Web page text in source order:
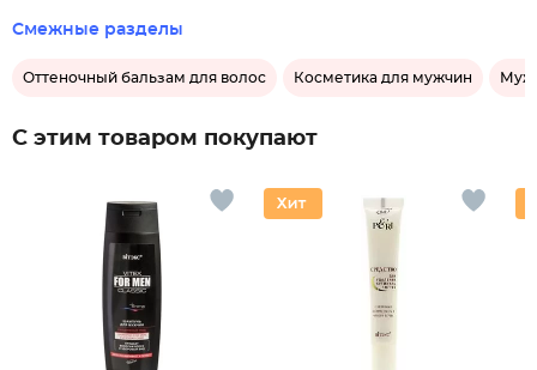
Смежные разделы
Оттеночный бальзам для волос Косметика для мужчин
С этим товаром покупают